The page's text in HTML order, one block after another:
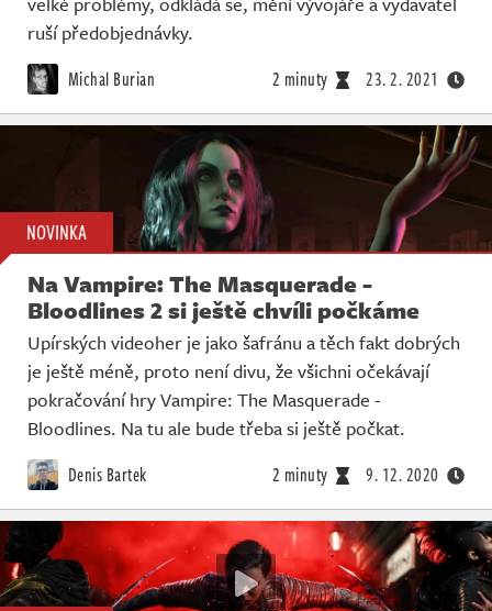
ruší předobjednávky.
Michal Burian 2 minuty 23. 2. 2021
NOVINKA
Na Vampire: The Masquerade -
Bloodlines 2 si ještě chvíli počkáme
Upírských videoher je jako šafránu a těch fakt dobrých
je ještě méně, proto není divu, že všichni očekávají
pokračování hry Vampire: The Masquerade -
Bloodlines. Na tu ale bude třeba si ještě počkat.
Denis Bartek 2 minuty 9. 12. 2020